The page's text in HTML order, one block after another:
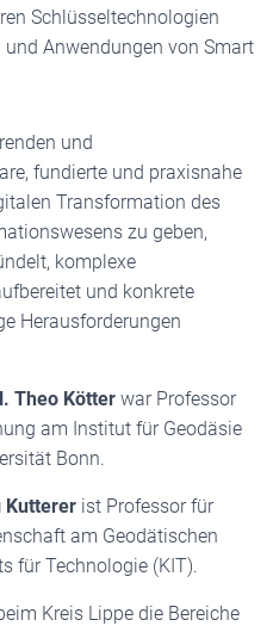
Schlüsseltechnologien
Anwendungen von Smart
und
fundierte und praxisnahe
Transformation des
zu geben,
komplexe
und konkrete
Herausforderungen
Theo Kötter war Professor
am Institut für Geodäsie
Bonn.
Kutterer ist Professor für
am Geodätischen
für Technologie (KIT).
Kreis Lippe die Bereiche